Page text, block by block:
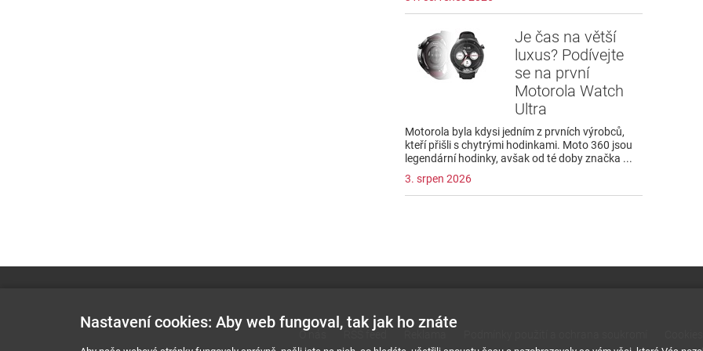
Je čas na větší
luxus? Podívejte
se na první
Motorola Watch
Ultra
Motorola byla kdysi jedním z prvních výrobců,
kteří přišli s chytrými hodinkami. Moto 360 jsou
legendární hodinky, avšak od té doby značka ...
3. srpen 2026
O nás RSS feed
Nastavení cookies: Aby web fungoval, tak jak ho znáte